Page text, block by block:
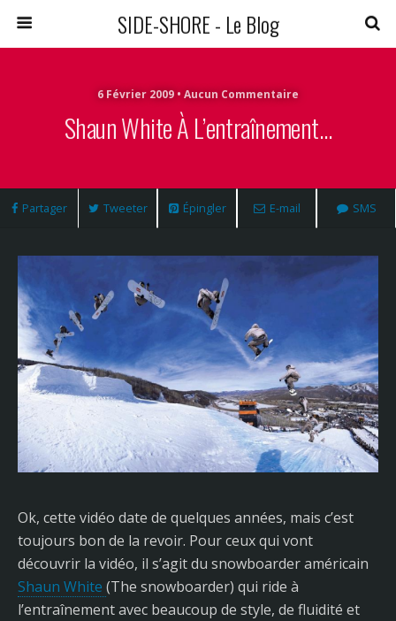
SIDE-SHORE - Le Blog
6 Février 2009 • Aucun Commentaire
Shaun White À L’entraînement…
Partager Tweeter Épingler E-mail SMS
Ok, cette vidéo date de quelques années, mais c’est
toujours bon de la revoir. Pour ceux qui vont
découvrir la vidéo, il s’agit du snowboarder américain
Shaun White (The snowboarder) qui ride à
l’entraînement avec beaucoup de style, de fluidité et